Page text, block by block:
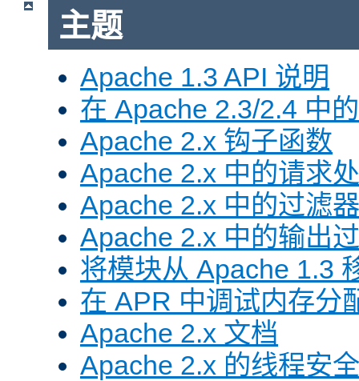
主题
Apache 1.3 API 说明
在 Apache 2.3/2.4 中
Apache 2.x 钩子函数
Apache 2.x 中的请求
Apache 2.x 中的过滤器
Apache 2.x 中的输出
将模块从 Apache 1.3
在 APR 中调试内存分
Apache 2.x 文档
Apache 2.x 的线程安